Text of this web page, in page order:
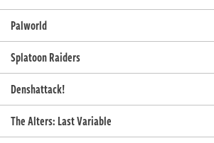
Palworld
Splatoon Raiders
Denshattack!
The Alters: Last Variable